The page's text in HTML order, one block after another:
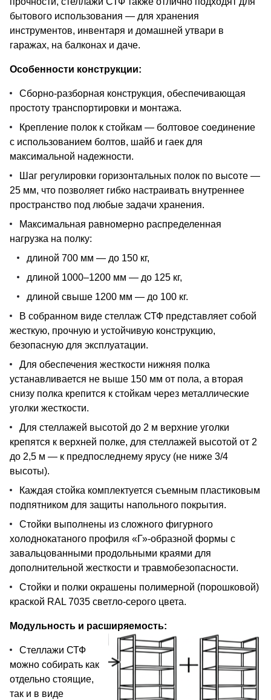
бытового использования — для хранения
инструментов, инвентаря и домашней утвари в
гаражах, на балконах и даче.
Особенности конструкции:
Сборно-разборная конструкция, обеспечивающая
простоту транспортировки и монтажа.
Крепление полок к стойкам — болтовое соединение
с использованием болтов, шайб и гаек для
максимальной надежности.
Шаг регулировки горизонтальных полок по высоте —
25 мм, что позволяет гибко настраивать внутреннее
пространство под любые задачи хранения.
Максимальная равномерно распределенная
нагрузка на полку:
длиной 700 мм — до 150 кг,
длиной 1000–1200 мм — до 125 кг,
длиной свыше 1200 мм — до 100 кг.
В собранном виде стеллаж СТФ представляет собой
жесткую, прочную и устойчивую конструкцию,
безопасную для эксплуатации.
Для обеспечения жесткости нижняя полка
устанавливается не выше 150 мм от пола, а вторая
снизу полка крепится к стойкам через металлические
уголки жесткости.
Для стеллажей высотой до 2 м верхние уголки
крепятся к верхней полке, для стеллажей высотой от 2
до 2,5 м — к предпоследнему ярусу (не ниже 3/4
высоты).
Каждая стойка комплектуется съемным пластиковым
подпятником для защиты напольного покрытия.
Стойки выполнены из сложного фигурного
холоднокатаного профиля «Г»-образной формы с
завальцованными продольными краями для
дополнительной жесткости и травмобезопасности.
Стойки и полки окрашены полимерной (порошковой)
краской RAL 7035 светло-серого цвета.
Модульность и расширяемость:
Стеллажи СТФ
можно собирать как
отдельно стоящие,
так и в виде